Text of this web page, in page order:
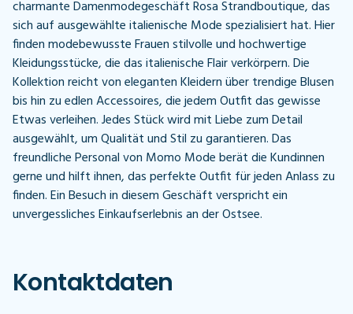
charmante Damenmodegeschäft Rosa Strandboutique, das
sich auf ausgewählte italienische Mode spezialisiert hat. Hier
finden modebewusste Frauen stilvolle und hochwertige
Kleidungsstücke, die das italienische Flair verkörpern. Die
Kollektion reicht von eleganten Kleidern über trendige Blusen
bis hin zu edlen Accessoires, die jedem Outfit das gewisse
Etwas verleihen. Jedes Stück wird mit Liebe zum Detail
ausgewählt, um Qualität und Stil zu garantieren. Das
freundliche Personal von Momo Mode berät die Kundinnen
gerne und hilft ihnen, das perfekte Outfit für jeden Anlass zu
finden. Ein Besuch in diesem Geschäft verspricht ein
unvergessliches Einkaufserlebnis an der Ostsee.
Kontaktdaten